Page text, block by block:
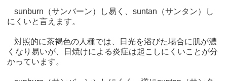
sunburn（サンバーン）し易く、suntan（サンタン）し
にくいと言えます。
対照的に茶褐色の人種では、日光を浴びた場合に肌が濃
くなり易いが、日焼けによる炎症は起こしにくいことが分
かっています。